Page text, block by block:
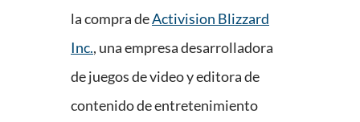
la compra deActivision Blizzard
Inc., una empresa desarrolladora
de juegos de video y editora de
contenido de entretenimiento